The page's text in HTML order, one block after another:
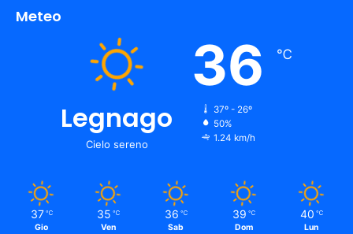
Meteo
Legnago
Cielo sereno
36 ℃
37º - 26º
50%
1.24 km/h
37 ℃
Gio
35 ℃
Ven
36 ℃
Sab
39 ℃
Dom
40 ℃
Lun